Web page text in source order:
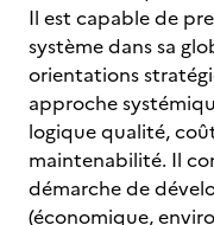
Il est capable de
système dans sa
orientations
approche
logique qualité,
maintenabilité. Il
démarche de
(économique,